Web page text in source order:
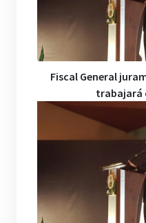
Fiscal General
trabajará